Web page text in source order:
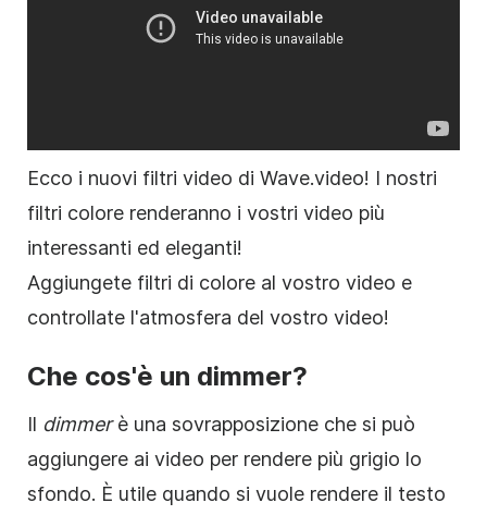
Ecco i nuovi filtri video di Wave.video! I nostri
filtri colore renderanno i vostri video più
interessanti ed eleganti!
Aggiungete filtri di colore al vostro video e
controllate l'atmosfera del vostro video!
Che cos'è un dimmer?
Il dimmerè una sovrapposizione che si può
aggiungere ai video per rendere più grigio lo
sfondo. È utile quando si vuole rendere il testo